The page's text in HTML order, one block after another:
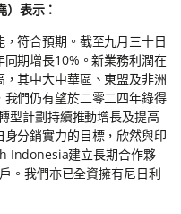
表示：
，符合預期。截至九月三十日
期增長10%。新業務利潤在
其中大中華區、東盟及非洲
們仍有望於二零二四年錄得
型計劃持續推動增長及提高
分銷實力的目標，欣然與印
Indonesia建立長期合作夥
。我們亦已全資擁有尼日利